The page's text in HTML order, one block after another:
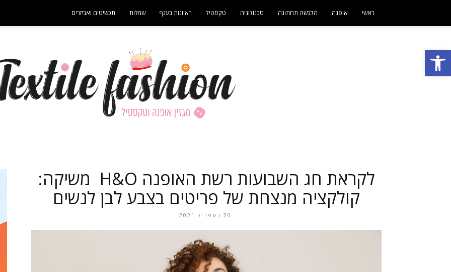
פתח סרגל נגישות
ראשי אופנה הלבשה תחתונה טכנולוגיה טקסטיל ראיונות בענף שמלות תכשיטים ואביזרים
לקראת חג השבועות רשת האופנה H&O משיקה:
קולקציה מנצחת של פריטים בצבע לבן לנשים
20 באפריל 2021